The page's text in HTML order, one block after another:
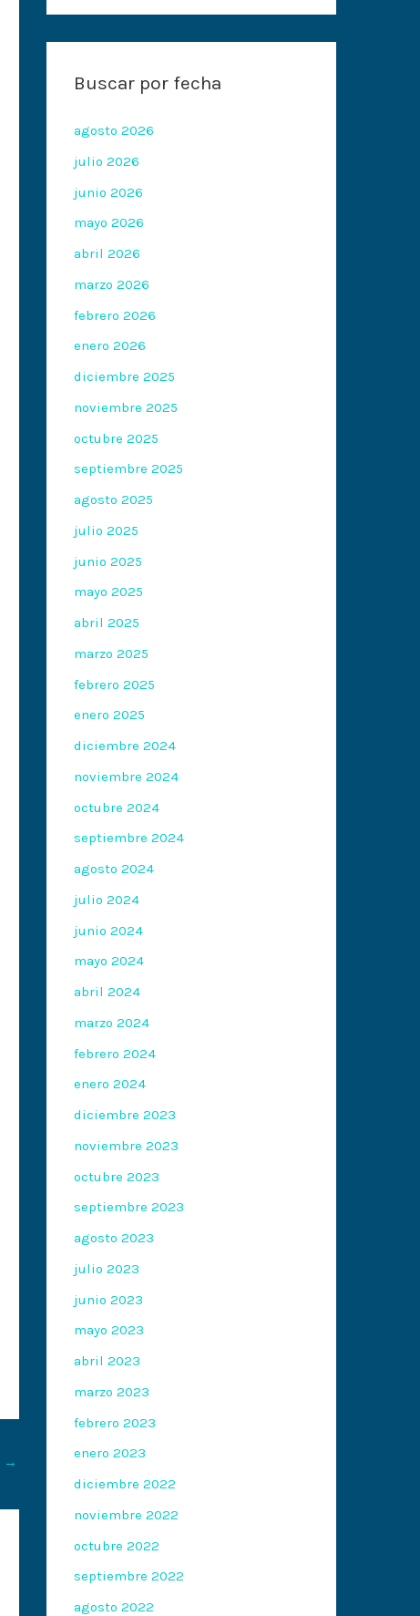
→
Buscar por fecha
agosto 2026
julio 2026
junio 2026
mayo 2026
abril 2026
marzo 2026
febrero 2026
enero 2026
diciembre 2025
noviembre 2025
octubre 2025
septiembre 2025
agosto 2025
julio 2025
junio 2025
mayo 2025
abril 2025
marzo 2025
febrero 2025
enero 2025
diciembre 2024
noviembre 2024
octubre 2024
septiembre 2024
agosto 2024
julio 2024
junio 2024
mayo 2024
abril 2024
marzo 2024
febrero 2024
enero 2024
diciembre 2023
noviembre 2023
octubre 2023
septiembre 2023
agosto 2023
julio 2023
junio 2023
mayo 2023
abril 2023
marzo 2023
febrero 2023
enero 2023
diciembre 2022
noviembre 2022
octubre 2022
septiembre 2022
agosto 2022